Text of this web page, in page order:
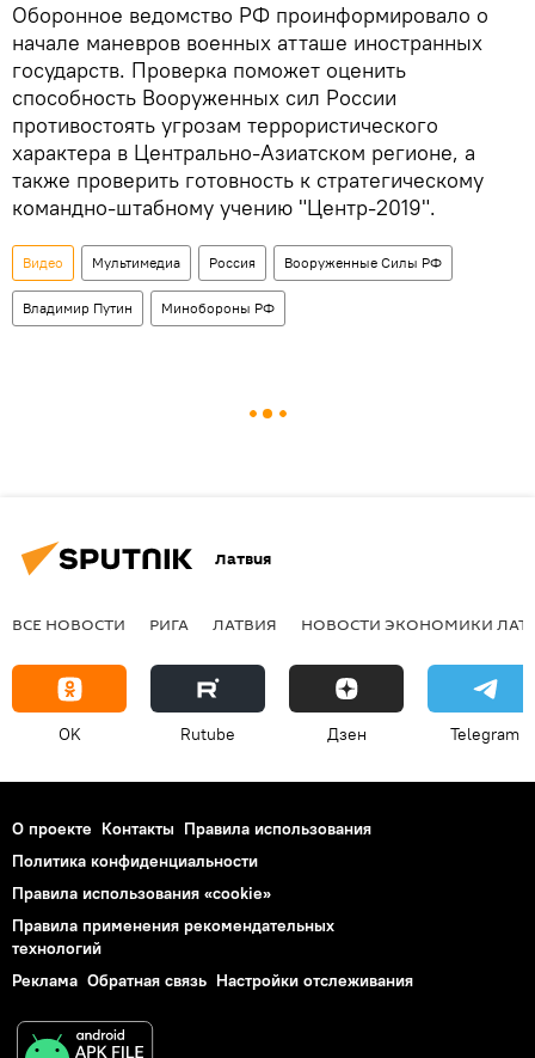
Оборонное ведомство РФ проинформировало о
начале маневров военных атташе иностранных
государств. Проверка поможет оценить
способность Вооруженных сил России
противостоять угрозам террористического
характера в Центрально-Азиатском регионе, а
также проверить готовность к стратегическому
командно-штабному учению "Центр-2019".
Видео Мультимедиа Россия Вооруженные Силы РФ
Владимир Путин Минобороны РФ
Латвия
ВСЕ НОВОСТИ РИГА ЛАТВИЯ НОВОСТИ ЭКОНОМИКИ
OK Rutube Дзен Telegram
О проекте Контакты Правила использования
Политика конфиденциальности
Правила использования «cookie»
Правила применения рекомендательных
технологий
Реклама Обратная связь Настройки отслеживания